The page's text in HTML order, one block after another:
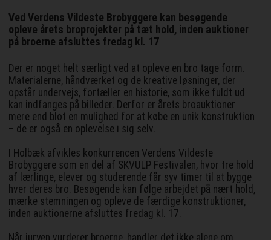
Ved Verdens Vildeste Brobyggere kan besøgende
opleve årets broprojekter på tæt hold, inden auktioner
på broerne afsluttes fredag kl. 17
Der er noget helt særligt ved at opleve en bro tage form.
Materialerne, håndværket og de kreative løsninger, der
opstår undervejs, fortæller en historie, som ikke fuldt ud
kan indfanges på billeder. Derfor er årets broauktioner
mere end blot en mulighed for at købe en unik konstruktion
– de er også en oplevelse i sig selv.
I Holbæk afvikles konkurrencen Verdens Vildeste
Brobyggere som en del af SKVULP Festivalen, hvor tre hold
af lærlinge, elever og studerende får syv timer til at bygge
hver deres bro. Besøgende kan følge arbejdet på nært hold,
mærke stemningen og opleve de færdige konstruktioner,
inden auktionerne afsluttes fredag kl. 17.